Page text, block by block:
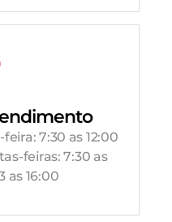
7:30 as 12:00
feiras: 7:30 as
as 16:00